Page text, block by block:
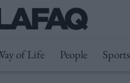
of Life People Sports